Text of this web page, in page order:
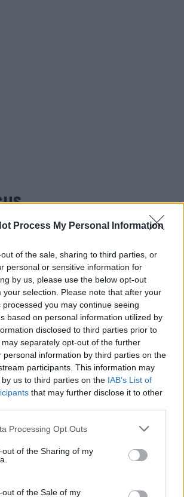
Process My Personal Information
of the sale, sharing to third parties, or
personal or sensitive information for
by us, please use the below opt-out
your selection. Please note that after your
you may continue seeing
based on personal information utilized by
disclosed to third parties prior to
separately opt-out of the further
personal information by third parties on the
participants. This information may
us to third parties on the IAB’s List of
that may further disclose it to other
website/app uses one or more Google
visit or usage behaviour. You may click to
to Google and its third-party tags to
specified purposes in below Google
Processing Opt Outs
out of the Sharing of my
out of the Sale of my